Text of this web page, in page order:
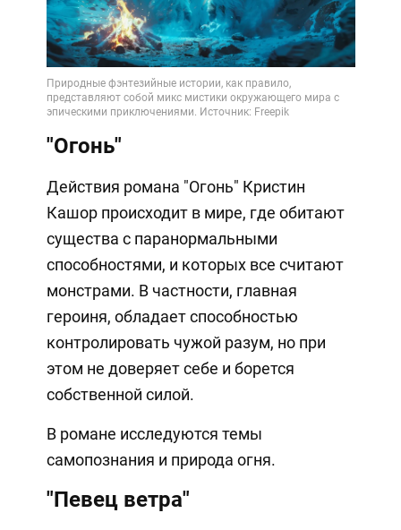
Video
"Огонь"
Действия романа "Огонь" Кристин
Кашор происходит в мире, где обитают
существа с паранормальными
способностями, и которых все считают
монстрами. В частности, главная
героиня, обладает способностью
контролировать чужой разум, но при
этом не доверяет себе и борется
собственной силой.
В романе исследуются темы
самопознания и природа огня.
"Певец ветра"